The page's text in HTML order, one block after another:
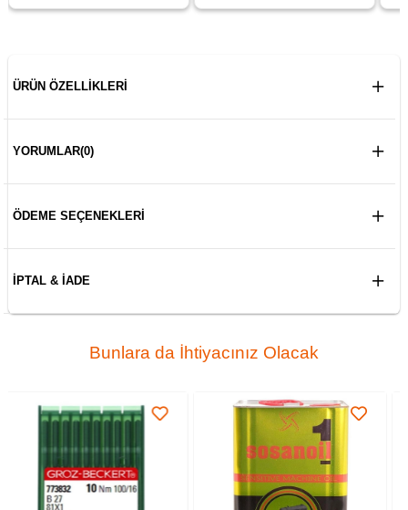
ÜRÜN ÖZELLIKLERI
YORUMLAR(0)
ÖDEME SEÇENEKLERI
İPTAL & İADE
Bunlara da İhtiyacınız Olacak